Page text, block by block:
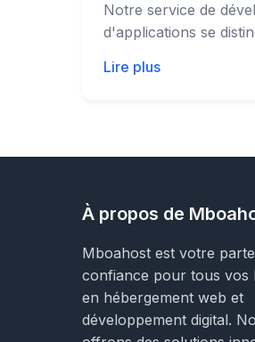
Notre service de
d'applications se
Lire plus
À propos de
Mboahost est votre
confiance pour tous vos
en hébergement web et
développement digital.